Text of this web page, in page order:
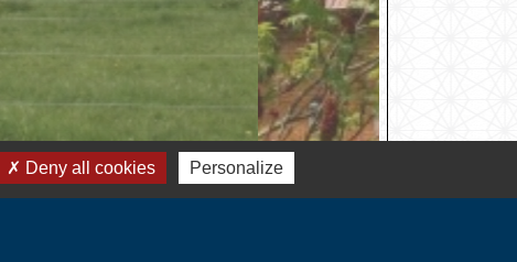
Deny all cookies Personalize